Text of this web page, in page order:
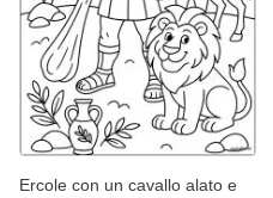
Ercole con un cavallo alato e